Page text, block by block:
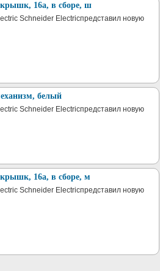
крышк, 16а, в сборе, ш
Schneider Electricпредставил новую
белый
Schneider Electricпредставил новую
крышк, 16а, в сборе, м
Schneider Electricпредставил новую